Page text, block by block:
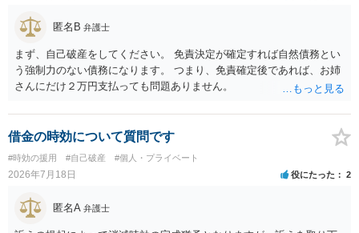
匿名B 弁護士
まず、自己破産をしてください。 免責決定が確定すれば自然債務とい
う強制力のない債務になります。 つまり、免責確定後であれば、お姉
さんにだけ２万円支払っても問題ありません。
借金の時効について質問です
#時効の援用 #自己破産 #個人・プライベート
2026年7月18日 役にたった 2
匿名A 弁護士